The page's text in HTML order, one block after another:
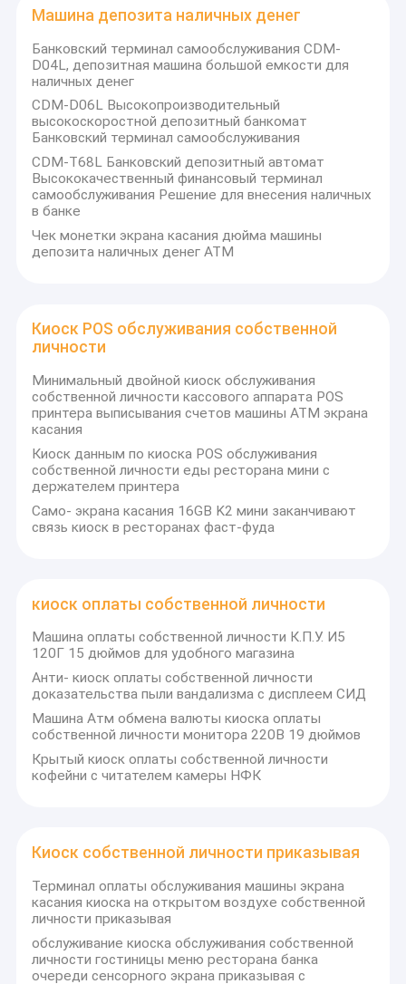
Домой
Продукты
О нас
Машина депозита наличных денег
Банковский терминал самообслуживания CDM-
D04L, депозитная машина большой емкости для
наличных денег
CDM-D06L Высокопроизводительный
высокоскоростной депозитный банкомат
Банковский терминал самообслуживания
CDM-T68L Банковский депозитный автомат
Высококачественный финансовый терминал
самообслуживания Решение для внесения наличных
в банке
Чек монетки экрана касания дюйма машины
депозита наличных денег ATM
Киоск POS обслуживания собственной
личности
Минимальный двойной киоск обслуживания
собственной личности кассового аппарата POS
принтера выписывания счетов машины ATM экрана
касания
Киоск данным по киоска POS обслуживания
собственной личности еды ресторана мини с
держателем принтера
Само- экрана касания 16GB K2 мини заканчивают
связь киоск в ресторанах фаст-фуда
киоск оплаты собственной личности
Машина оплаты собственной личности К.П.У. И5
120Г 15 дюймов для удобного магазина
Анти- киоск оплаты собственной личности
доказательства пыли вандализма с дисплеем СИД
Машина Атм обмена валюты киоска оплаты
собственной личности монитора 220В 19 дюймов
Крытый киоск оплаты собственной личности
кофейни с читателем камеры НФК
Киоск собственной личности приказывая
Терминал оплаты обслуживания машины экрана
касания киоска на открытом воздухе собственной
личности приказывая
обслуживание киоска обслуживания собственной
личности гостиницы меню ресторана банка
очереди сенсорного экрана приказывая с
Herong Intelligent Equipment Co., Ltd. является
профессиональным производителем, интегрирующим
исследования и разработки, производство, сборку, продажи
и обслуживание.Провинция ГуандунКитай.